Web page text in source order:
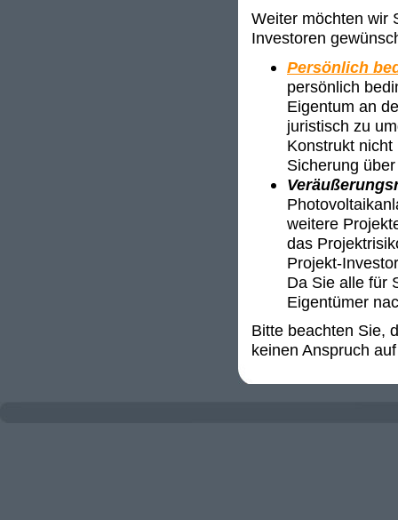
Weiter möchten wir
Investoren
Persönlich
persönlich
Eigentum an
juristisch zu
Konstrukt
Sicherung
weitere
das
Projekt-
Da Sie alle für
Eigentümer
Bitte beachten Sie,
keinen Anspruch